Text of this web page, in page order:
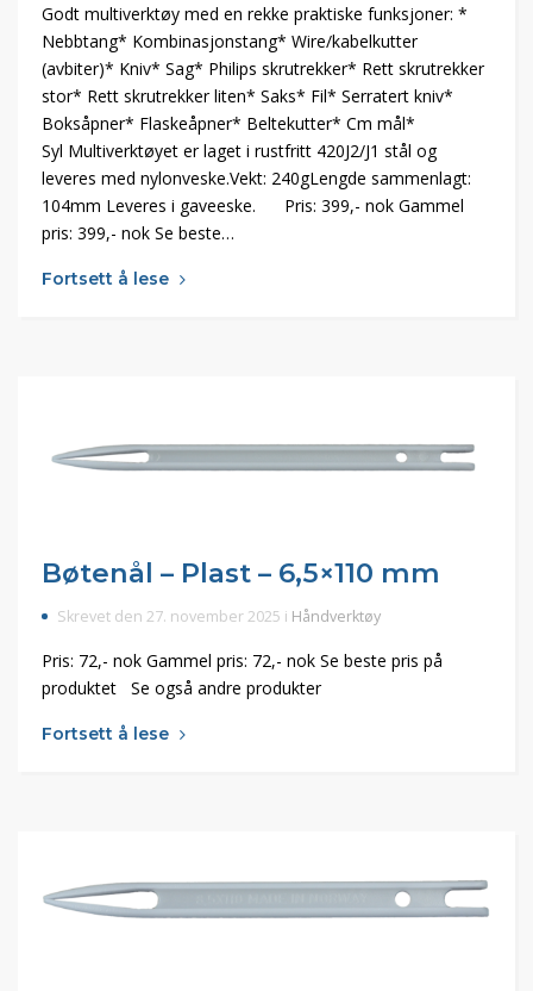
Godt multiverktøy med en rekke praktiske funksjoner: *
Nebbtang* Kombinasjonstang* Wire/kabelkutter
(avbiter)* Kniv* Sag* Philips skrutrekker* Rett skrutrekker
stor* Rett skrutrekker liten* Saks* Fil* Serratert kniv*
Boksåpner* Flaskeåpner* Beltekutter* Cm mål*
Syl Multiverktøyet er laget i rustfritt 420J2/J1 stål og
leveres med nylonveske.Vekt: 240gLengde sammenlagt:
104mm Leveres i gaveeske. Pris: 399,- nok Gammel
pris: 399,- nok Se beste…
Fortsett å lese
Bøtenål – Plast – 6,5×110 mm
Skrevet den 27. november 2025 i Håndverktøy
Pris: 72,- nok Gammel pris: 72,- nok Se beste pris på
produktet Se også andre produkter
Fortsett å lese